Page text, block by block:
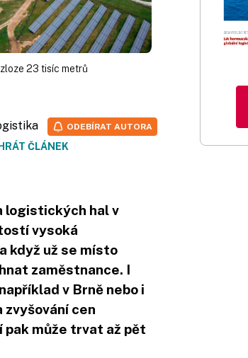
23 tisíc metrů
ČLÁNEK
ODEBÍRAT AUTORA
logistických hal v
vysoká
když už se místo
zaměstnance. I
v Brně nebo i
zvyšování cen
může trvat až pět